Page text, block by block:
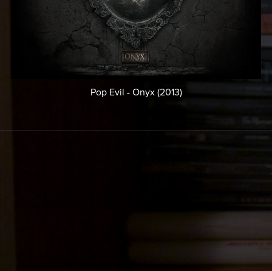
Pop Evil - Onyx (2013)